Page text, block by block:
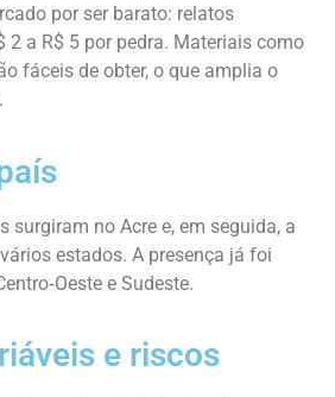
por ser barato: relatos
2 a R$ 5 por pedra. Materiais como
fáceis de obter, o que amplia o
surgiram no Acre e, em seguida, a
estados. A presença já foi
e Sudeste.
e riscos